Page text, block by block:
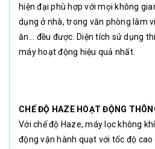
hiện đại phù hợp với mọi không
dụng ở nhà, trong văn phòng làm
ăn... đều được. Diện tích sử dụng
máy hoạt động hiệu quả nhất.
CHẾ ĐỘ HAZE HOẠT ĐỘNG
Với chế độ Haze, máy lọc không
động vận hành quạt với tốc độ